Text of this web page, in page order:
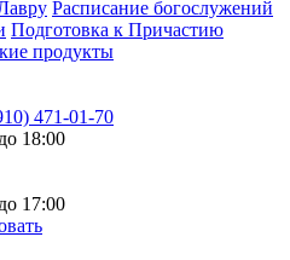
Расписание богослужений
Подготовка к Причастию
продукты
471-01-70
18:00
17:00